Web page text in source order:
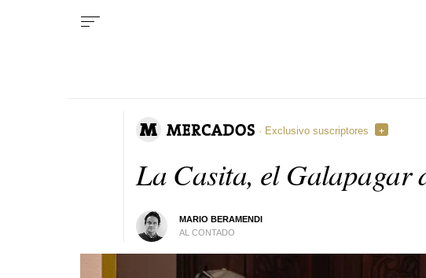
La Casita, el Galapagar
MARIO BERAMENDI
AL CONTADO
· Exclusivo suscriptores